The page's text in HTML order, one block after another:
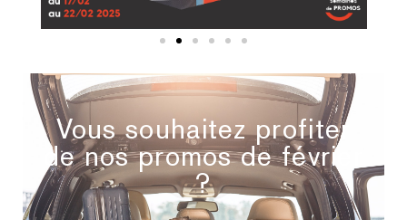
Vous souhaitez profiter
de nos promos de février
?